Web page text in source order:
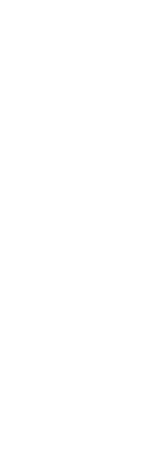
Shortsene
ren bomull
og